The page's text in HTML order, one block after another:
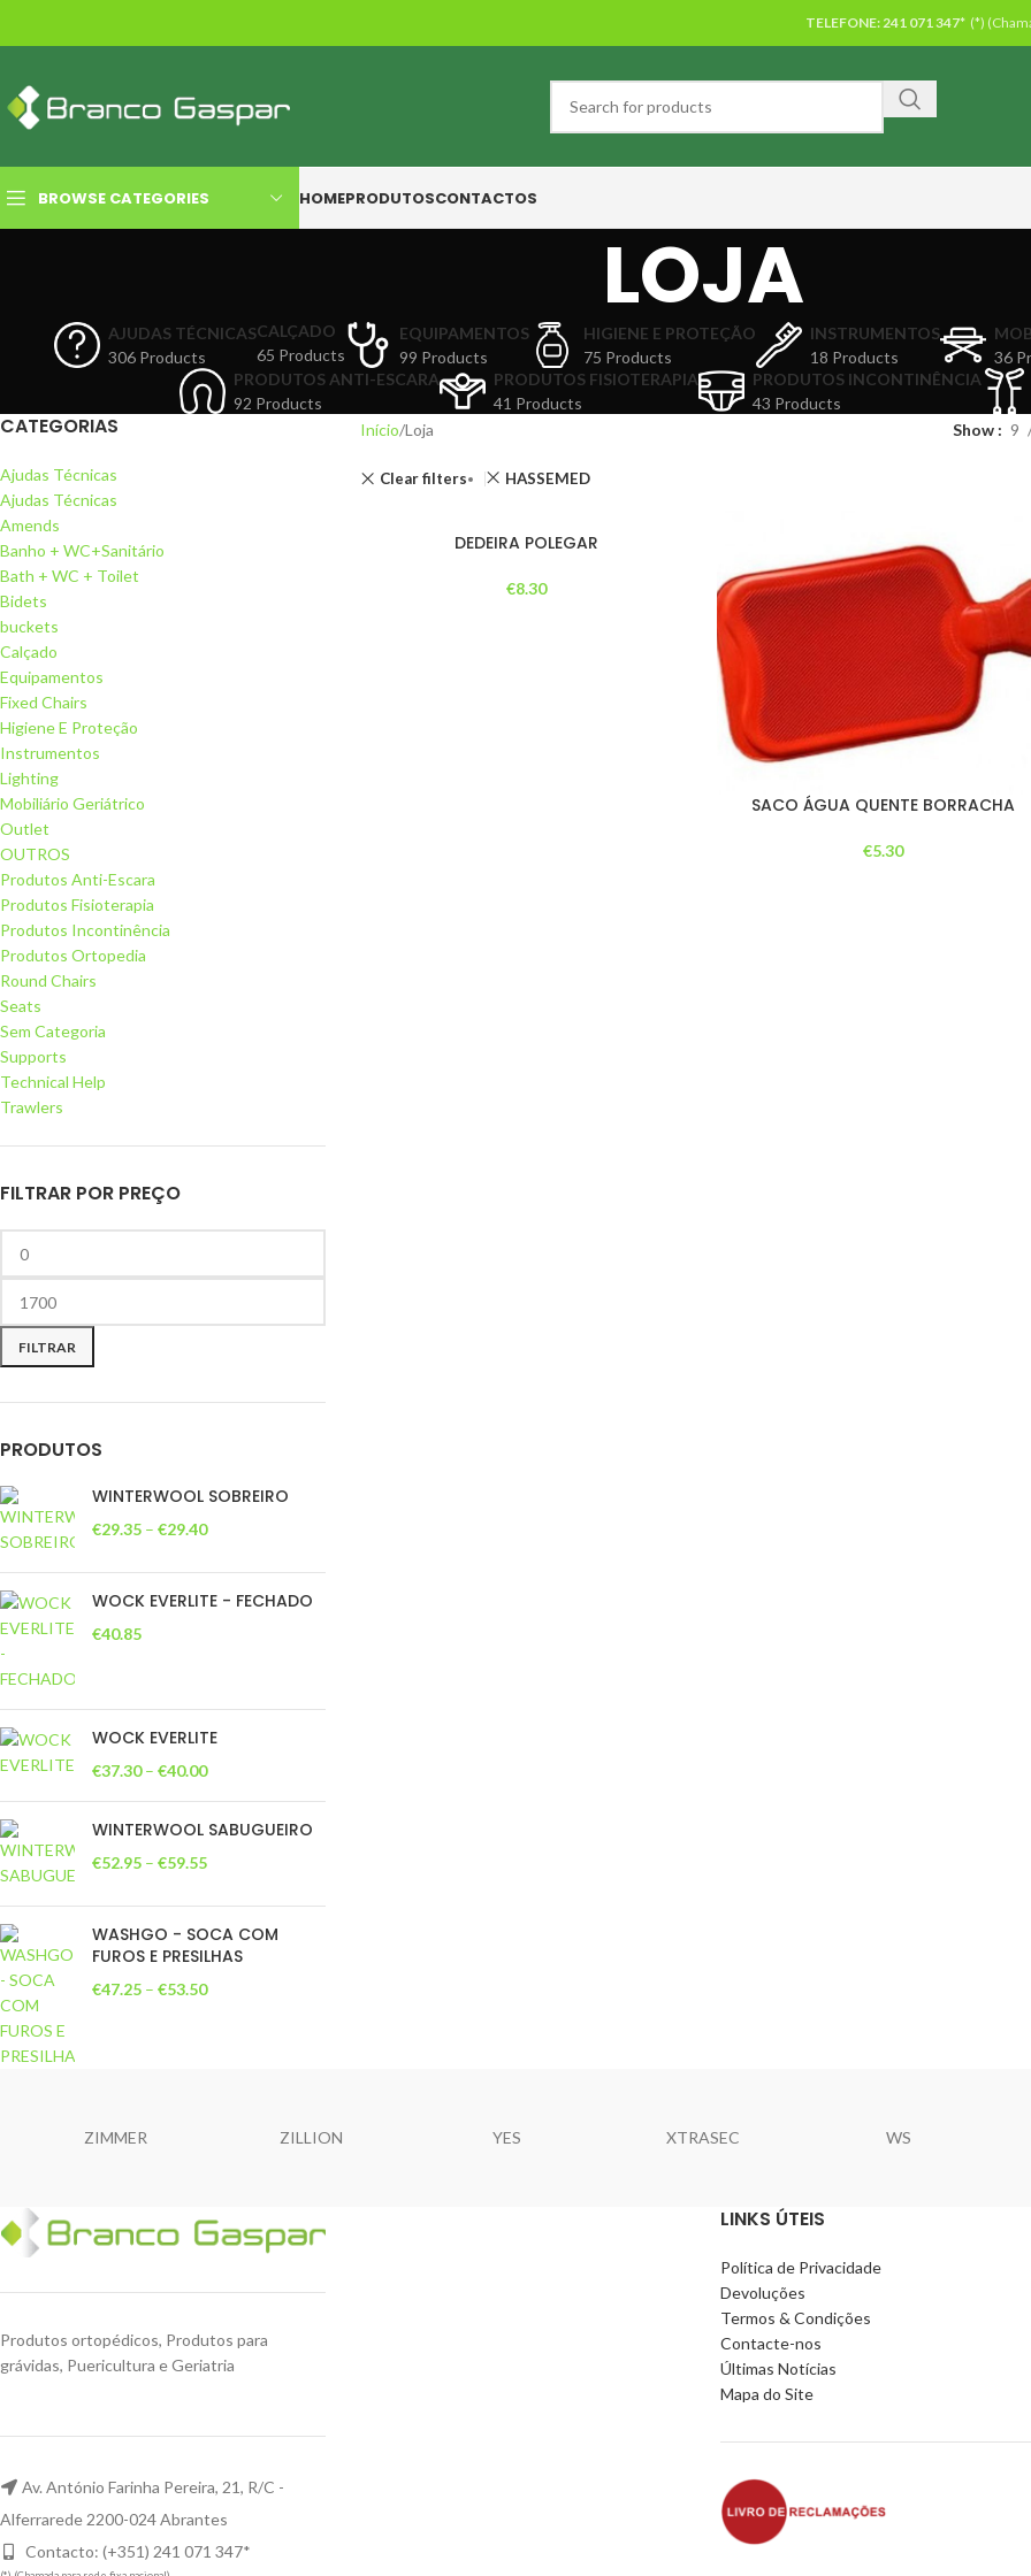
TELEFONE:241 071 347* (*)
BROWSE CATEGORIES HOMEPRODUTOSCONTACTOS
LOJA
AJUDAS TÉCNICAS
306 Products
CALÇADO
65 Products
EQUIPAMENTOS
99 Products
HIGIENE E PROTEÇÃO
75 Products
INSTRUMENTOS
18 Products
36
PRODUTOS ANTI-ESCARA
92 Products
PRODUTOS FISIOTERAPIA
41 Products
PRODUTOS INCONTINÊNCIA
43 Products
CATEGORIAS
Ajudas Técnicas
Ajudas Técnicas
Amends
Banho + WC+Sanitário
Bath + WC + Toilet
Bidets
buckets
Calçado
Equipamentos
Fixed Chairs
Higiene E Proteção
Instrumentos
Lighting
Mobiliário Geriátrico
Outlet
OUTROS
Produtos Anti-Escara
Produtos Fisioterapia
Produtos Incontinência
Produtos Ortopedia
Round Chairs
Seats
Sem Categoria
Supports
Technical Help
Trawlers
FILTRAR POR PREÇO
FILTRAR
PRODUTOS
WINTERWOOL SOBREIRO
€29.35 – €29.40
WOCK EVERLITE - FECHADO
€40.85
WOCK EVERLITE
€37.30 – €40.00
WINTERWOOL SABUGUEIRO
€52.95 – €59.55
WASHGO - SOCA COM
FUROS E PRESILHAS
€47.25 – €53.50
Início Loja Show 9
Clear filters HASSEMED
DEDEIRA POLEGAR
€8.30
SACO ÁGUA QUENTE BORRACHA
€5.30
ZIMMER ZILLION YES XTRASEC WS
Produtos ortopédicos, Produtos para
grávidas, Puericultura e Geriatria
Av. António Farinha Pereira, 21, R/C -
Alferrarede 2200-024 Abrantes
Contacto: (+351) 241 071 347*
LINKS ÚTEIS
Política de Privacidade
Devoluções
Termos & Condições
Contacte-nos
Últimas Notícias
Mapa do Site